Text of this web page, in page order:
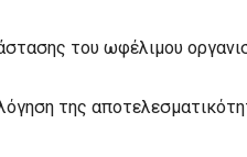
του ωφέλιμου
της